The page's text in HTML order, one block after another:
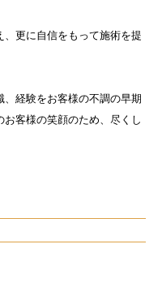
更に自信をもって施術を提
経験をお客様の不調の早期
客様の笑顔のため、尽くし